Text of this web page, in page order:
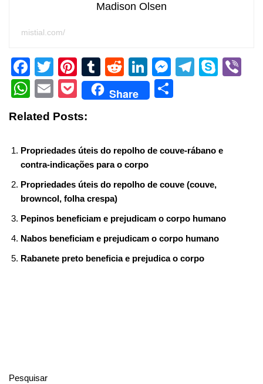
Madison Olsen
mistial.com/
F
a
c
e
o
o
k
T
wi
tt
er
Pi
nt
er
e
st
T
u
m
r
R
e
d
Li
n
k
dI
n
M
e
ss
g
er
T
a
m
S
W
h
at
s
A
p
p
E
m
ail
P
ck
et
Share
e
Related Posts:
Propriedades úteis do repolho de couve-rábano e
contra-indicações para o corpo
Propriedades úteis do repolho de couve (couve,
browncol, folha crespa)
Pepinos beneficiam e prejudicam o corpo humano
Nabos beneficiam e prejudicam o corpo humano
Rabanete preto beneficia e prejudica o corpo
Pesquisar